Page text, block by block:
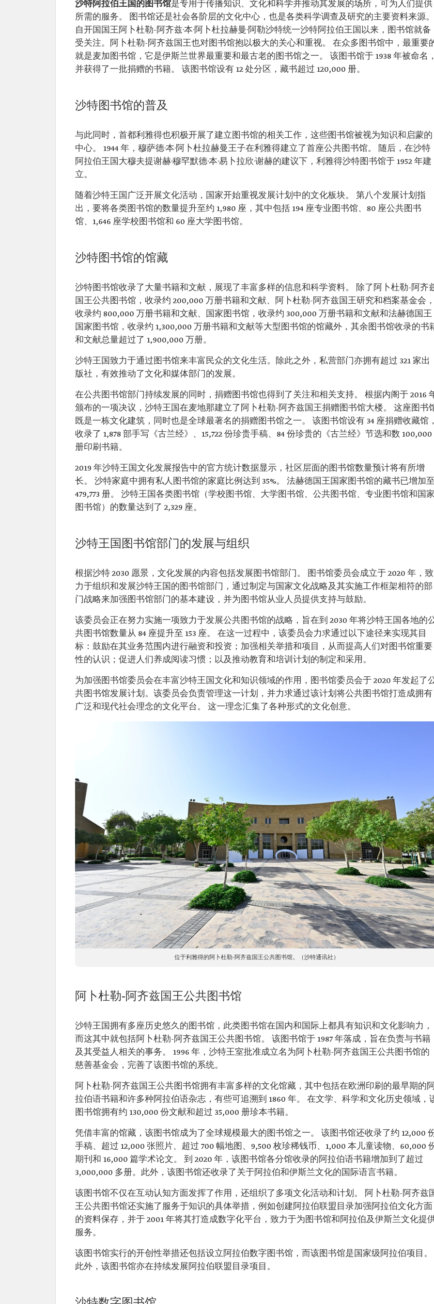
沙特阿拉伯王国的图书馆是专用于传播知识、文化和科学并推动其发展的场所，可为人们提供
所需的服务。 图书馆还是社会各阶层的文化中心，也是各类科学调查及研究的主要资料来源。
自开国国王阿卜杜勒-阿齐兹·本·阿卜杜拉赫曼·阿勒沙特统一沙特阿拉伯王国以来，图书馆就备
受关注。阿卜杜勒-阿齐兹国王也对图书馆抱以极大的关心和重视。 在众多图书馆中，最重要
就是麦加图书馆，它是伊斯兰世界最重要和最古老的图书馆之一。 该图书馆于 1938 年被命名
并获得了一批捐赠的书籍。 该图书馆设有 12 处分区，藏书超过 120,000 册。
沙特图书馆的普及
与此同时，首都利雅得也积极开展了建立图书馆的相关工作，这些图书馆被视为知识和启蒙的
中心。 1944 年，穆萨德·本·阿卜杜拉赫曼王子在利雅得建立了首座公共图书馆。 随后，在沙特
阿拉伯王国大穆夫提谢赫·穆罕默德·本·易卜拉欣·谢赫的建议下，利雅得沙特图书馆于 1952 年建
立。
随着沙特王国广泛开展文化活动，国家开始重视发展计划中的文化板块。 第八个发展计划指
出，要将各类图书馆的数量提升至约 1,980 座，其中包括 194 座专业图书馆、80 座公共图书
馆、1,646 座学校图书馆和 60 座大学图书馆。
沙特图书馆的馆藏
沙特图书馆收录了大量书籍和文献，展现了丰富多样的信息和科学资料。 除了阿卜杜勒-阿齐
国王公共图书馆，收录约 200,000 万册书籍和文献、阿卜杜勒-阿齐兹国王研究和档案基金会
收录约 800,000 万册书籍和文献、国家图书馆，收录约 300,000 万册书籍和文献和法赫德国王
国家图书馆，收录约 1,300,000 万册书籍和文献等大型图书馆的馆藏外，其余图书馆收录的书
和文献总量超过了 1,900,000 万册。
沙特王国致力于通过图书馆来丰富民众的文化生活。除此之外，私营部门亦拥有超过 321 家出
版社，有效推动了文化和媒体部门的发展。
在公共图书馆部门持续发展的同时，捐赠图书馆也得到了关注和相关支持。 根据内阁于 2016
颁布的一项决议，沙特王国在麦地那建立了阿卜杜勒-阿齐兹国王捐赠图书馆大楼。 这座图书
既是一栋文化建筑，同时也是全球最著名的捐赠图书馆之一。 该图书馆设有 34 座捐赠收藏馆
收录了 1,878 部手写《古兰经》、15,722 份珍贵手稿、84 份珍贵的《古兰经》节选和数 100,000
册印刷书籍。
2019 年沙特王国文化发展报告中的官方统计数据显示，社区层面的图书馆数量预计将有所增
长。 沙特家庭中拥有私人图书馆的家庭比例达到 35%。 法赫德国王国家图书馆的藏书已增加
479,773 册。 沙特王国各类图书馆（学校图书馆、大学图书馆、公共图书馆、专业图书馆和国
图书馆）的数量达到了 2,329 座。
沙特王国图书馆部门的发展与组织
根据沙特 2030 愿景，文化发展的内容包括发展图书馆部门。 图书馆委员会成立于 2020 年，致
力于组织和发展沙特王国的图书馆部门，通过制定与国家文化战略及其实施工作框架相符的部
门战略来加强图书馆部门的基本建设，并为图书馆从业人员提供支持与鼓励。
该委员会正在努力实施一项致力于发展公共图书馆的战略，旨在到 2030 年将沙特王国各地的
共图书馆数量从 84 座提升至 153 座。 在这一过程中，该委员会力求通过以下途径来实现其目
标：鼓励在其业务范围内进行融资和投资；加强相关举措和项目，从而提高人们对图书馆重要
性的认识；促进人们养成阅读习惯；以及推动教育和培训计划的制定和采用。
为加强图书馆委员会在丰富沙特王国文化和知识领域的作用，图书馆委员会于 2020 年发起了
共图书馆发展计划。该委员会负责管理这一计划，并力求通过该计划将公共图书馆打造成拥有
广泛和现代社会理念的文化平台。 这一理念汇集了各种形式的文化创意。
位于利雅得的阿卜杜勒-阿齐兹国王公共图书馆。（沙特通讯社）
阿卜杜勒-阿齐兹国王公共图书馆
沙特王国拥有多座历史悠久的图书馆，此类图书馆在国内和国际上都具有知识和文化影响力，
而这其中就包括阿卜杜勒-阿齐兹国王公共图书馆。 该图书馆于 1987 年落成，旨在负责与书籍
及其受益人相关的事务。 1996 年，沙特王室批准成立名为阿卜杜勒-阿齐兹国王公共图书馆的
慈善基金会，完善了该图书馆的系统。
阿卜杜勒-阿齐兹国王公共图书馆拥有丰富多样的文化馆藏，其中包括在欧洲印刷的最早期的
拉伯语书籍和许多种阿拉伯语杂志，有些可追溯到 1860 年。 在文学、科学和文化历史领域，
图书馆拥有约 130,000 份文献和超过 35,000 册珍本书籍。
凭借丰富的馆藏，该图书馆成为了全球规模最大的图书馆之一。 该图书馆还收录了约 12,000
手稿、超过 12,000 张照片、超过 700 幅地图、9,500 枚珍稀钱币、1,000 本儿童读物、60,000
期刊和 16,000 篇学术论文。 到 2020 年，该图书馆各分馆收录的阿拉伯语书籍增加到了超过
3,000,000 多册。此外，该图书馆还收录了关于阿拉伯和伊斯兰文化的国际语言书籍。
该图书馆不仅在互动认知方面发挥了作用，还组织了多项文化活动和计划。 阿卜杜勒-阿齐兹
王公共图书馆还实施了服务于知识的具体举措，例如创建阿拉伯联盟目录加强阿拉伯文化方面
的资料保存，并于 2001 年将其打造成数字化平台，致力于为图书馆和阿拉伯及伊斯兰文化提
服务。
该图书馆实行的开创性举措还包括设立阿拉伯数字图书馆，而该图书馆是国家级阿拉伯项目。
此外，该图书馆亦在持续发展阿拉伯联盟目录项目。